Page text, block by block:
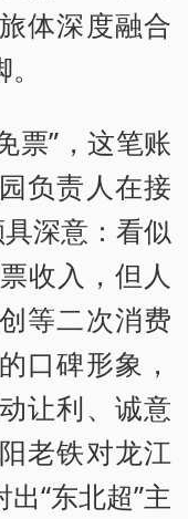
体深度融合
票”，这笔账
负责人在接
深意：看似
收入，但人
等二次消费
口碑形象，
让利、诚意
老铁对龙江
“东北超”主